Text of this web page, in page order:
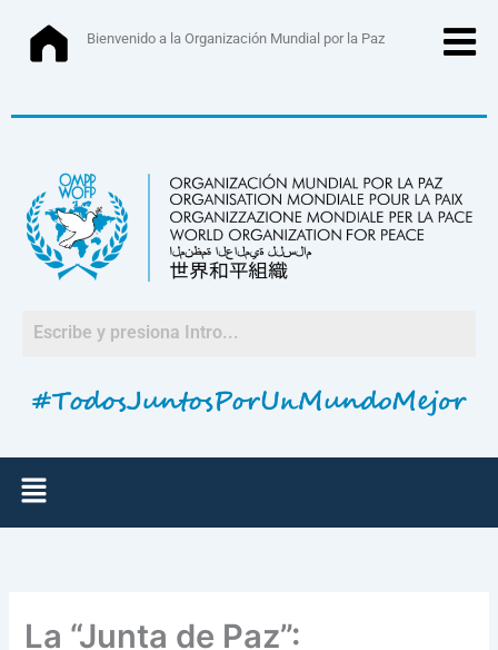
contenido
Bienvenido a la Organización Mundial por la Paz
Menú
La “Junta de Paz”: